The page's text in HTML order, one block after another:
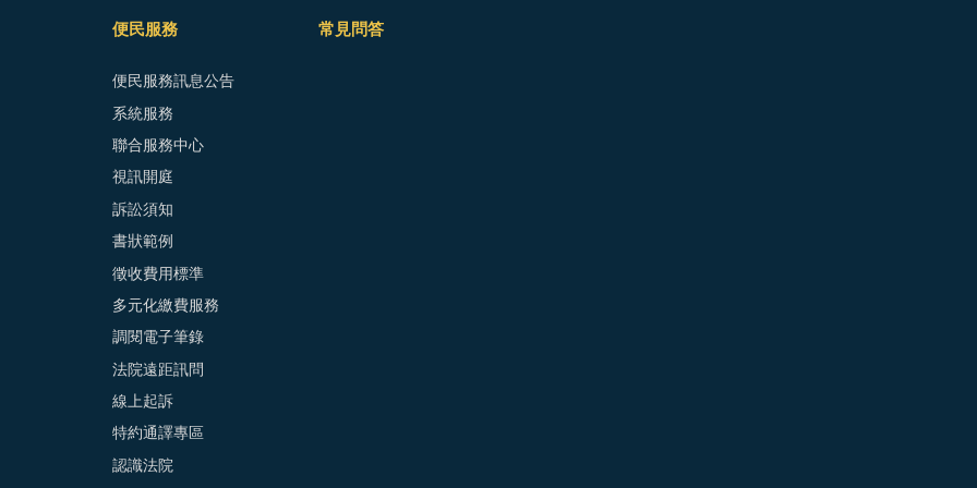
便民服務
便民服務訊息公告
系統服務
聯合服務中心
視訊開庭
訴訟須知
書狀範例
徵收費用標準
多元化繳費服務
調閱電子筆錄
法院遠距訊問
線上起訴
特約通譯專區
認識法院
常見問答